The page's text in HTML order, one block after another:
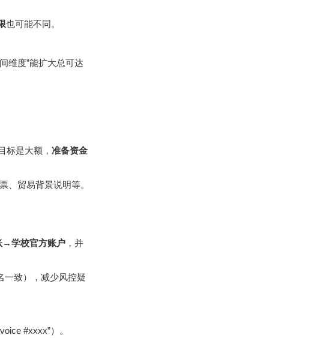
也可能不同。
维度”能扩大总可达
标是大额， 准备资金
、贸易背景说明等。
→学校官方账户 ，并
一致），减少风控疑
#xxxx”）。